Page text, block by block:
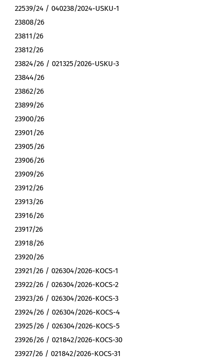
22539/24 / 040238/2024-USKU-1
23808/26
23811/26
23812/26
23824/26 / 021325/2026-USKU-3
23844/26
23862/26
23899/26
23900/26
23901/26
23905/26
23906/26
23909/26
23912/26
23913/26
23916/26
23917/26
23918/26
23920/26
23921/26 / 026304/2026-KOCS-1
23922/26 / 026304/2026-KOCS-2
23923/26 / 026304/2026-KOCS-3
23924/26 / 026304/2026-KOCS-4
23925/26 / 026304/2026-KOCS-5
23926/26 / 021842/2026-KOCS-30
23927/26 / 021842/2026-KOCS-31